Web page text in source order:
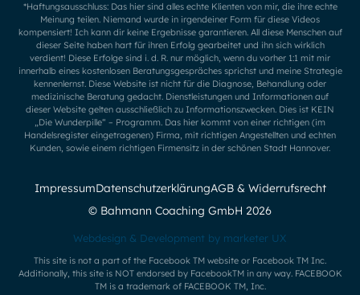
*Haftungsausschluss: Das hier sind alles echte Klienten von mir, die ihre echte
Meinung teilen. Niemand wurde in irgendeiner Form für diese Videos
kompensiert! Ich kann dir keine Ergebnisse garantieren. All diese Menschen auf
dieser Seite haben hart für ihren Erfolg gearbeitet und ihn sich wirklich
verdient! Diese Erfolge sind i. d. R. nur möglich, wenn du vorher 1:1 mit mir
innerhalb eines kostenlosen Beratungsgespräches sprichst und meine Strategie
kennenlernst. Diese Website ist nicht für die Diagnose, Behandlung oder
medizinische Beratung gedacht. Dienstleistungen und Informationen auf
dieser Website gelten ausschließlich zu Informationszwecken. Dies ist KEIN
„Die Wunderpille“ – Programm. Das hier kommt von einer richtigen (im
Handelsregister eingetragenen) Firma, mit richtigen Angestellten und echten
Kunden, sowie einem richtigen Firmensitz in der schönen Stadt Hannover.
© Bahmann Coaching GmbH 2026
ImpressumDatenschutzerklärungAGB & Widerrufsrecht
Webdesign & Development by marketer UX
This site is not a part of the Facebook TM website or Facebook TM Inc.
Additionally, this site is NOT endorsed by FacebookTM in any way. FACEBOOK
TM is a trademark of FACEBOOK TM, Inc.